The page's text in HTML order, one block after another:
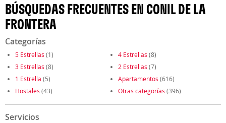
BÚSQUEDAS FRECUENTES EN CONIL DE LA
FRONTERA
Categorías
5 Estrellas (1) 4 Estrellas (8)
3 Estrellas (8) 2 Estrellas (7)
1 Estrella (5) Apartamentos (616)
Hostales (43) Otras categorías (396)
Servicios